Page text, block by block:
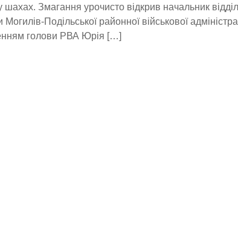
шахах. Змагання урочисто відкрив начальник
Подільської районної військової
голови РВА Юрія […]